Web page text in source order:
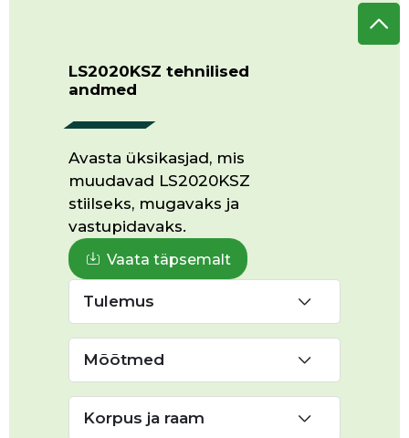
LS2020KSZ tehnilised
andmed
Avasta üksikasjad, mis
muudavad LS2020KSZ
stiilseks, mugavaks ja
vastupidavaks.
Vaata täpsemalt
Tulemus
Mõõtmed
Korpus ja raam